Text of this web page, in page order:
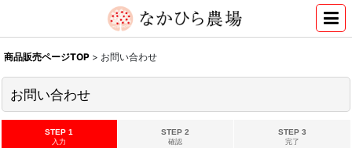
商品販売ページTOP > お問い合わせ
お問い合わせ
STEP 1
入力
STEP 2
確認
STEP 3
完了